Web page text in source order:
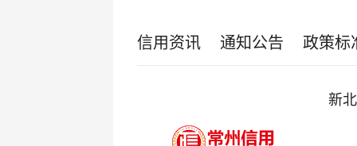
信用资讯 通知公告 政策标
新